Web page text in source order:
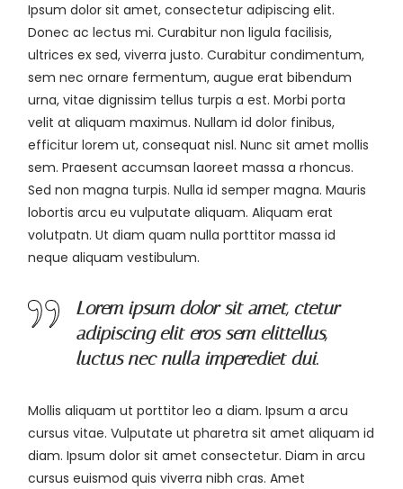
Ipsum dolor sit amet, consectetur adipiscing elit.
Donec ac lectus mi. Curabitur non ligula facilisis,
ultrices ex sed, viverra justo. Curabitur condimentum,
sem nec ornare fermentum, augue erat bibendum
urna, vitae dignissim tellus turpis a est. Morbi porta
velit at aliquam maximus. Nullam id dolor finibus,
efficitur lorem ut, consequat nisl. Nunc sit amet mollis
sem. Praesent accumsan laoreet massa a rhoncus.
Sed non magna turpis. Nulla id semper magna. Mauris
lobortis arcu eu vulputate aliquam. Aliquam erat
volutpatn. Ut diam quam nulla porttitor massa id
neque aliquam vestibulum.
Lorem ipsum dolor sit amet, ctetur
adipiscing elit eros sem elittellus,
luctus nec nulla imperediet dui.
Mollis aliquam ut porttitor leo a diam. Ipsum a arcu
cursus vitae. Vulputate ut pharetra sit amet aliquam id
diam. Ipsum dolor sit amet consectetur. Diam in arcu
cursus euismod quis viverra nibh cras. Amet